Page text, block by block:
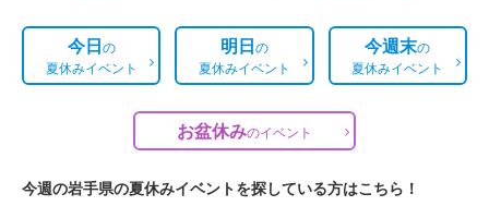
今日の
夏休みイベント
明日の
夏休みイベント
今週末の
夏休みイベント
お盆休みのイベント
今週の岩手県の夏休みイベントを探している方はこちら！